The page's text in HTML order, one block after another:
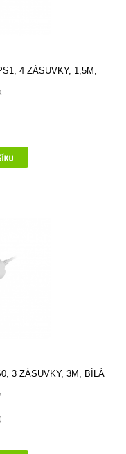
4 ZÁSUVKY, 1,5M,
3 ZÁSUVKY, 3M, BÍLÁ